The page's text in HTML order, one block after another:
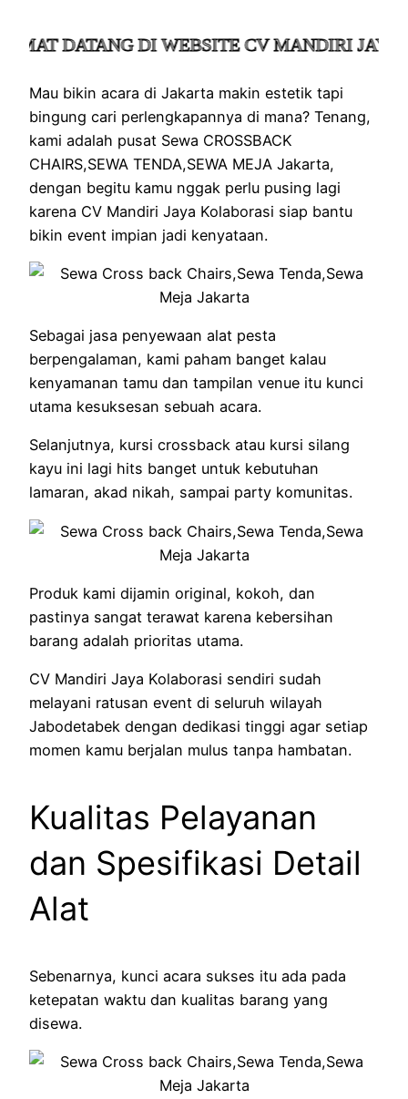
DATANG DI WEBSITE CV MANDIRI JAYA
Mau bikin acara di Jakarta makin estetik tapi
bingung cari perlengkapannya di mana? Tenang,
kami adalah pusat Sewa CROSSBACK
CHAIRS,SEWA TENDA,SEWA MEJA Jakarta,
dengan begitu kamu nggak perlu pusing lagi
karena CV Mandiri Jaya Kolaborasi siap bantu
bikin event impian jadi kenyataan.
Sebagai jasa penyewaan alat pesta
berpengalaman, kami paham banget kalau
kenyamanan tamu dan tampilan venue itu kunci
utama kesuksesan sebuah acara.
Selanjutnya, kursi crossback atau kursi silang
kayu ini lagi hits banget untuk kebutuhan
lamaran, akad nikah, sampai party komunitas.
Produk kami dijamin original, kokoh, dan
pastinya sangat terawat karena kebersihan
barang adalah prioritas utama.
CV Mandiri Jaya Kolaborasi sendiri sudah
melayani ratusan event di seluruh wilayah
Jabodetabek dengan dedikasi tinggi agar setiap
momen kamu berjalan mulus tanpa hambatan.
Kualitas Pelayanan
dan Spesifikasi Detail
Alat
Sebenarnya, kunci acara sukses itu ada pada
ketepatan waktu dan kualitas barang yang
disewa.